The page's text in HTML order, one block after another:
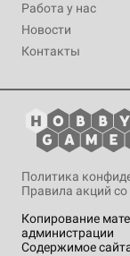
Работа у нас
Новости
Контакты
Копирование
администрации
Содержимое
Политика
Правила акций со